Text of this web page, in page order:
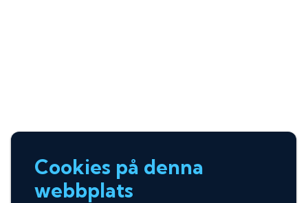
Cookies på denna
webbplats